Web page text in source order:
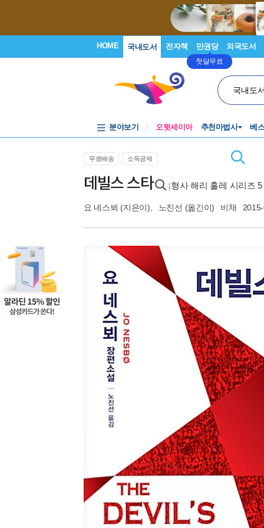
HOME 국내도서 전자책 만권당
첫달무료
외국도서
국내도
분야보기 오뒷세이아 추천마법사 베
무료배송 소득공제
데빌스 스타 형사 해리 홀레 시리즈 5
요 네스뵈 (지은이), 노진선 (옮긴이) 비채